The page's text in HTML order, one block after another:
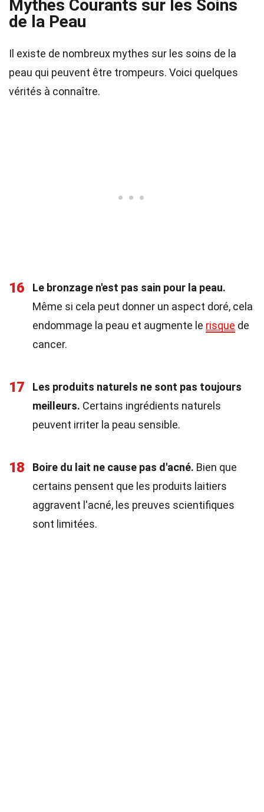
Mythes Courants sur les Soins
de la Peau
Il existe de nombreux mythes sur les soins de la
peau qui peuvent être trompeurs. Voici quelques
vérités à connaître.
16
Le bronzage n'est pas sain pour la peau.
Même si cela peut donner un aspect doré, cela
endommage la peau et augmente le risque de
cancer.
17
Les produits naturels ne sont pas toujours
meilleurs. Certains ingrédients naturels
peuvent irriter la peau sensible.
18 Boire du lait ne cause pas d'acné. Bien que
certains pensent que les produits laitiers
aggravent l'acné, les preuves scientifiques
sont limitées.